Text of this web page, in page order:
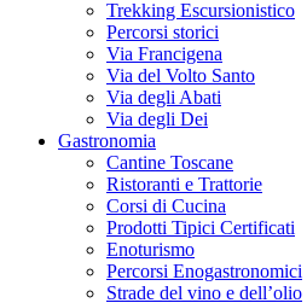
Trekking Escursionistico
Percorsi storici
Via Francigena
Via del Volto Santo
Via degli Abati
Via degli Dei
Gastronomia
Cantine Toscane
Ristoranti e Trattorie
Corsi di Cucina
Prodotti Tipici Certificati
Enoturismo
Percorsi Enogastronomici
Strade del vino e dell’olio